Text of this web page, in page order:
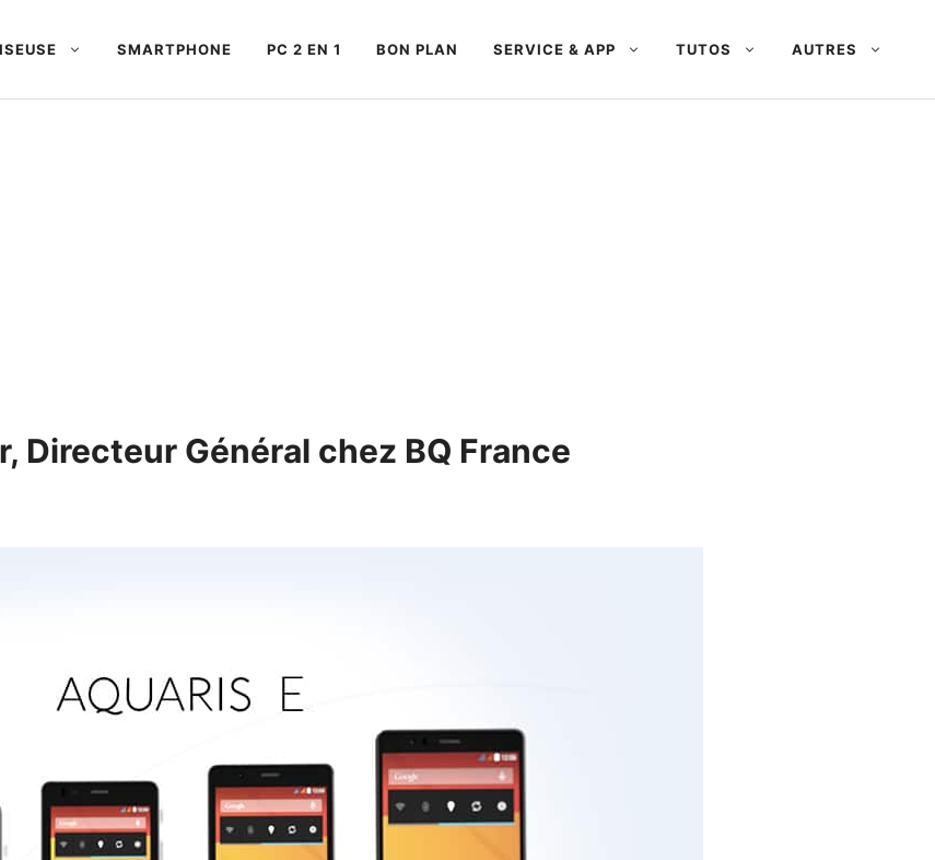
SMARTPHONE PC 2 EN 1 BON PLAN SERVICE & APP TUTOS AUTRES
Directeur Général chez BQ France